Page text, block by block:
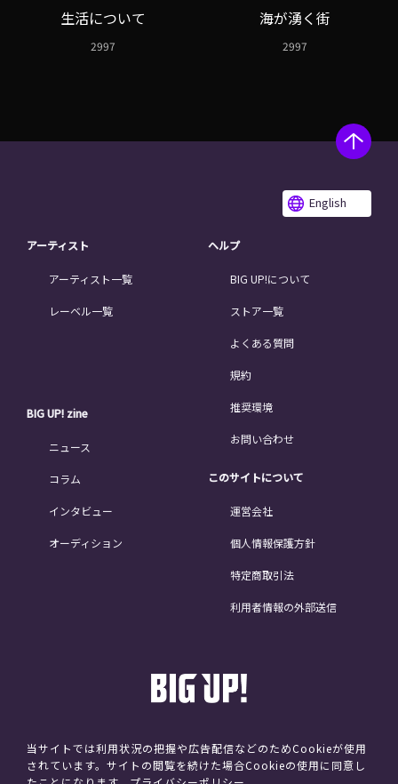
生活について
2997
海が湧く街
2997
English
アーティスト
アーティスト一覧
レーベル一覧
BIG UP! zine
ニュース
コラム
インタビュー
オーディション
ヘルプ
BIG UP!について
ストア一覧
よくある質問
規約
推奨環境
お問い合わせ
このサイトについて
運営会社
個人情報保護方針
特定商取引法
利用者情報の外部送信
当サイトでは利用状況の把握や広告配信などのためCookieが使用
されています。サイトの閲覧を続けた場合Cookieの使用に同意し